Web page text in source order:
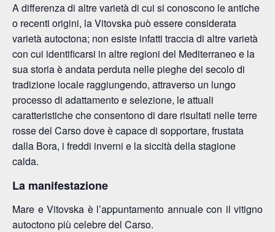
A differenza di altre varietà di cui si conoscono le antiche
o recenti origini, la Vitovska può essere considerata
varietà autoctona; non esiste infatti traccia di altre varietà
con cui identificarsi in altre regioni del Mediterraneo e la
sua storia è andata perduta nelle pieghe dei secolo di
tradizione locale raggiungendo, attraverso un lungo
processo di adattamento e selezione, le attuali
caratteristiche che consentono di dare risultati nelle terre
rosse del Carso dove è capace di sopportare, frustata
dalla Bora, i freddi inverni e la siccità della stagione
calda.
La manifestazione
Mare e Vitovska è l’appuntamento annuale con il vitigno
autoctono più celebre del Carso.